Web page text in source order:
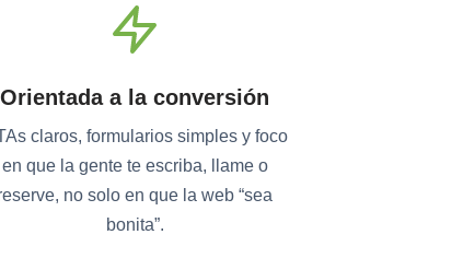
Orientada a la conversión
claros, formularios simples y foco
en que la gente te escriba, llame o
no solo en que la web “sea
bonita”.